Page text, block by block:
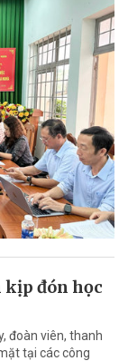
kịp đón học
đoàn viên, thanh
tại các công